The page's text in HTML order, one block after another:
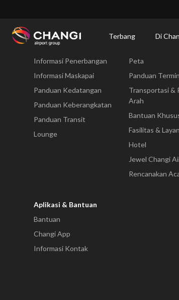
Terbang Di
Changi
Terbang
Informasi Penerbangan
Informasi Maskapai
Panduan Kedatangan
Panduan Keberangkatan
Panduan Transit
Lounge
Peta
Panduan
Transportasi &
Arah
Bantuan
Fasilitas &
Hotel
Jewel Changi
Rencanakan
Aplikasi & Bantuan
Bantuan
Changi App
Informasi Kontak